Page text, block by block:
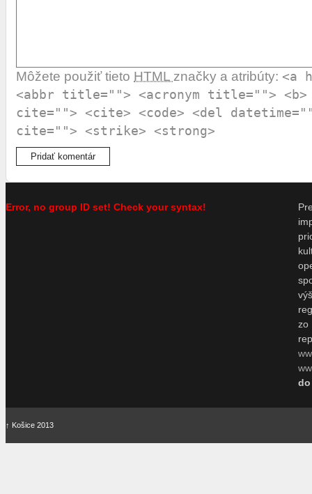
Môžete použiť tieto HTML značky a atribúty: <a
<abbr title=""> <acronym title=""> <b>
cite=""> <cite> <code> <del
cite=""> <strike> <strong>
Error, no group ID set! Check your syntax!
↑ Košice 2013